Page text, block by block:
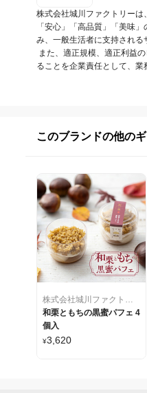
株式会社城川ファクトリーは
「安心」「高品質」「美味
み、一般生活者に支持される
ることを企業責任として、業
このブランドの他のギ
株式会社城川ファクトリー
和栗ともちの黒蜜パフェ 4
個入
¥3,620